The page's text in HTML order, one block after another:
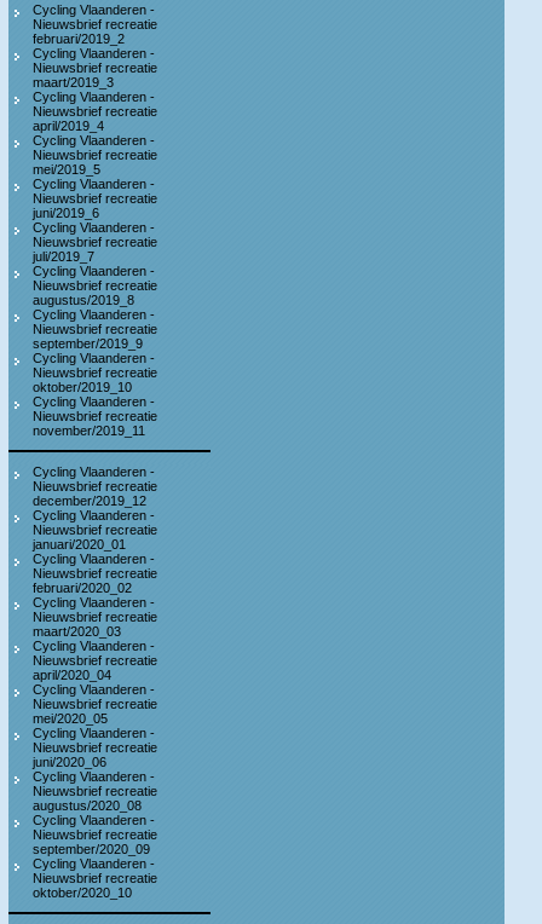
Cycling Vlaanderen -
Nieuwsbrief recreatie
februari/2019_2
Cycling Vlaanderen -
Nieuwsbrief recreatie
maart/2019_3
Cycling Vlaanderen -
Nieuwsbrief recreatie
april/2019_4
Cycling Vlaanderen -
Nieuwsbrief recreatie
mei/2019_5
Cycling Vlaanderen -
Nieuwsbrief recreatie
juni/2019_6
Cycling Vlaanderen -
Nieuwsbrief recreatie
juli/2019_7
Cycling Vlaanderen -
Nieuwsbrief recreatie
augustus/2019_8
Cycling Vlaanderen -
Nieuwsbrief recreatie
september/2019_9
Cycling Vlaanderen -
Nieuwsbrief recreatie
oktober/2019_10
Cycling Vlaanderen -
Nieuwsbrief recreatie
november/2019_11
Cycling Vlaanderen -
Nieuwsbrief recreatie
december/2019_12
Cycling Vlaanderen -
Nieuwsbrief recreatie
januari/2020_01
Cycling Vlaanderen -
Nieuwsbrief recreatie
februari/2020_02
Cycling Vlaanderen -
Nieuwsbrief recreatie
maart/2020_03
Cycling Vlaanderen -
Nieuwsbrief recreatie
april/2020_04
Cycling Vlaanderen -
Nieuwsbrief recreatie
mei/2020_05
Cycling Vlaanderen -
Nieuwsbrief recreatie
juni/2020_06
Cycling Vlaanderen -
Nieuwsbrief recreatie
augustus/2020_08
Cycling Vlaanderen -
Nieuwsbrief recreatie
september/2020_09
Cycling Vlaanderen -
Nieuwsbrief recreatie
oktober/2020_10